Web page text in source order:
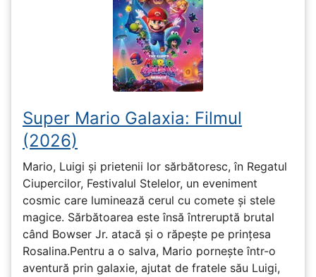
Super Mario Galaxia: Filmul
(2026)
Mario, Luigi și prietenii lor sărbătoresc, în Regatul
Ciupercilor, Festivalul Stelelor, un eveniment
cosmic care luminează cerul cu comete și stele
magice. Sărbătoarea este însă întreruptă brutal
când Bowser Jr. atacă și o răpește pe prinţesa
Rosalina.Pentru a o salva, Mario pornește într-o
aventură prin galaxie, ajutat de fratele său Luigi,